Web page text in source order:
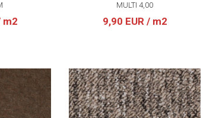
m2
MULTI 4,00
9,90 EUR / m2